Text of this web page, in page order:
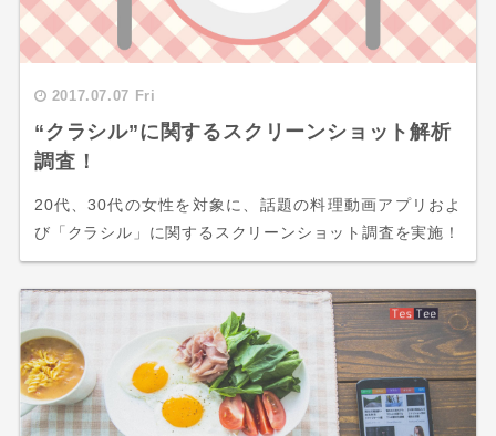
2017.07.07 Fri
“クラシル”に関するスクリーンショット解析
調査！
20代、30代の女性を対象に、話題の料理動画アプリおよ
び「クラシル」に関するスクリーンショット調査を実施！